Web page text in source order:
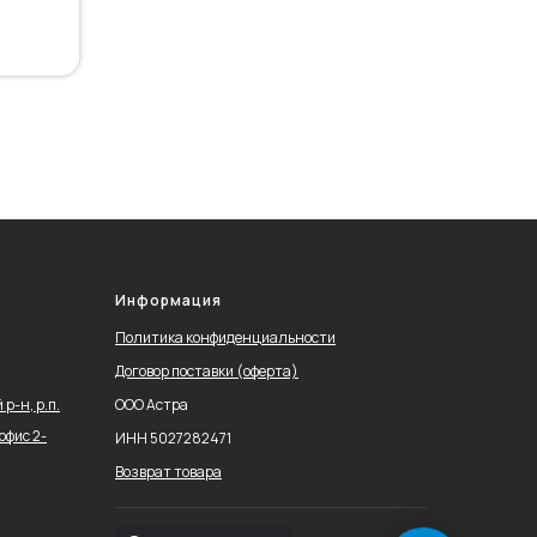
р-н, р.п.
2-
Информация
Политика конфиденциальности
Договор поставки (оферта)
ООО Астра
ИНН 5027282471
Возврат товара